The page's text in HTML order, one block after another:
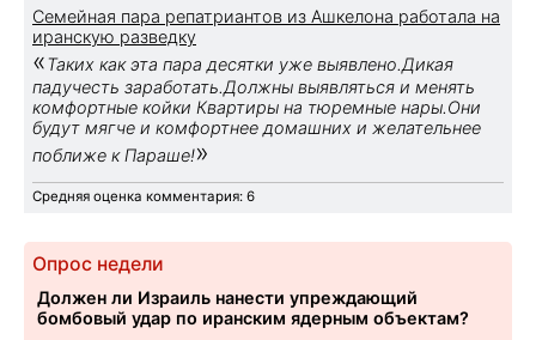
Семейная пара репатриантов из Ашкелона работала на
иранскую разведку
«Таких как эта пара десятки уже выявлено.Дикая
падучесть заработать.Должны выявляться и менять
комфортные койки Квартиры на тюремные нары.Они
будут мягче и комфортнее домашних и желательнее
поближе к Параше!»
Средняя оценка комментария: 6
Опрос недели
Должен ли Израиль нанести упреждающий
бомбовый удар по иранским ядерным объектам?